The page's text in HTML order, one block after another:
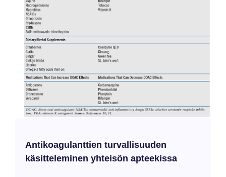
Antikoagulanttien turvallisuuden
käsitteleminen yhteisön apteekissa